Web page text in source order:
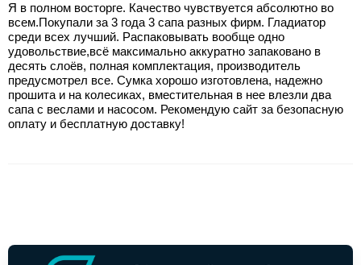
Я в полном восторге. Качество чувствуется абсолютно во
всем.Покупали за 3 года 3 сапа разных фирм. Гладиатор
среди всех лучший. Распаковывать вообще одно
удовольствие,всё максимально аккуратно запаковано в
десять слоёв, полная комплектация, производитель
предусмотрел все. Сумка хорошо изготовлена, надежно
прошита и на колесиках, вместительная в нее влезли два
сапа с веслами и насосом. Рекомендую сайт за безопасную
оплату и бесплатную доставку!